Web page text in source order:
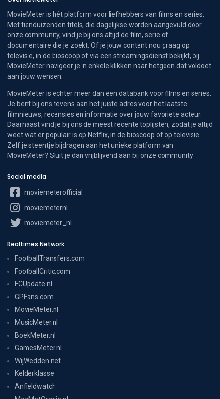
MovieMeter is hét platform voor liefhebbers van films en series.
Met tienduizenden titels, die dagelijkse worden aangevuld door
onze community, vind je bij ons altijd de film, serie of
documentaire die je zoekt. Of je jouw content nou graag op
televisie, in de bioscoop of via een streamingsdienst bekijkt, bij
MovieMeter navigeer je in enkele klikken naar hetgeen dat voldoet
aan jouw wensen.
MovieMeter is echter meer dan een databank voor films en series.
Je bent bij ons tevens aan het juiste adres voor het laatste
filmnieuws, recensies en informatie over jouw favoriete acteur.
Daarnaast vind je bij ons de meest recente toplijsten, zodat je altijd
weet wat er populair is op Netflix, in de bioscoop of op televisie.
Zelf je steentje bijdragen aan het unieke platform van
MovieMeter? Sluit je dan vrijblijvend aan bij onze community.
Social media
moviemeterofficial
moviemeternl
moviemeter_nl
Realtimes Network
FootballTransfers.com
FootballCritic.com
FCUpdate.nl
GPFans.com
MovieMeter.nl
MusicMeter.nl
BoekMeter.nl
GamesMeter.nl
WijWedden.net
Kelderklasse
Anfieldwatch